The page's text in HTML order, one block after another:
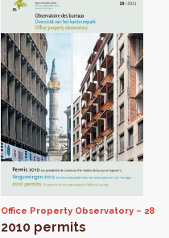
Office Property Observatory 28
2010 permits